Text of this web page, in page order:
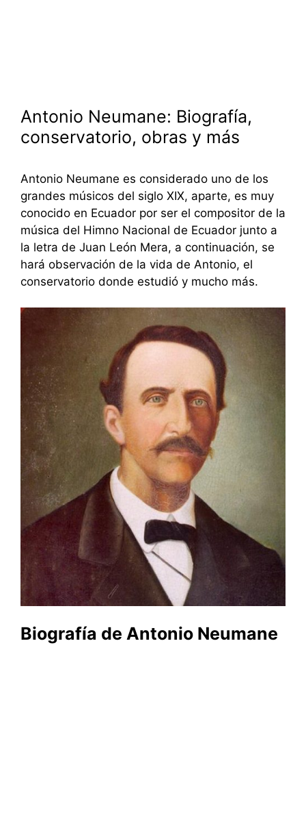
Antonio Neumane: Biografía,
conservatorio, obras y más
Antonio Neumane es considerado uno de los
grandes músicos del siglo XIX, aparte, es muy
conocido en Ecuador por ser el compositor de la
música del Himno Nacional de Ecuador junto a
la letra de Juan León Mera, a continuación, se
hará observación de la vida de Antonio, el
conservatorio donde estudió y mucho más.
Biografía de Antonio Neumane